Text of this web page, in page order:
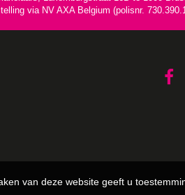
via NV AXA Belgium (polisnr.
van deze website geeft u